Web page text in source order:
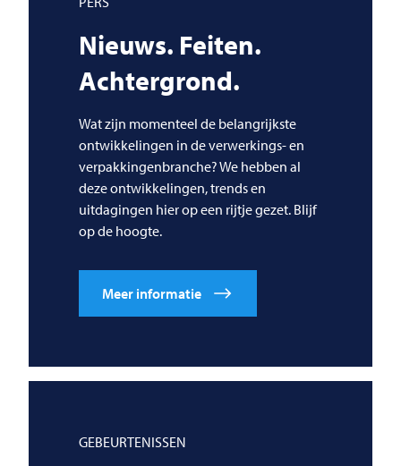
Nieuws. Feiten.
Achtergrond.
Wat zijn momenteel de belangrijkste
ontwikkelingen in de verwerkings- en
verpakkingenbranche? We hebben al
deze ontwikkelingen, trends en
uitdagingen hier op een rijtje gezet. Blijf
op de hoogte.
Meer informatie
GEBEURTENISSEN